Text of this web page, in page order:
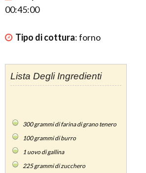
00:45:00
Tipo di cottura:forno
Lista Degli Ingredienti
300grammi di farina di grano tenero
100grammi di burro
1 uovo di gallina
225grammi di zucchero